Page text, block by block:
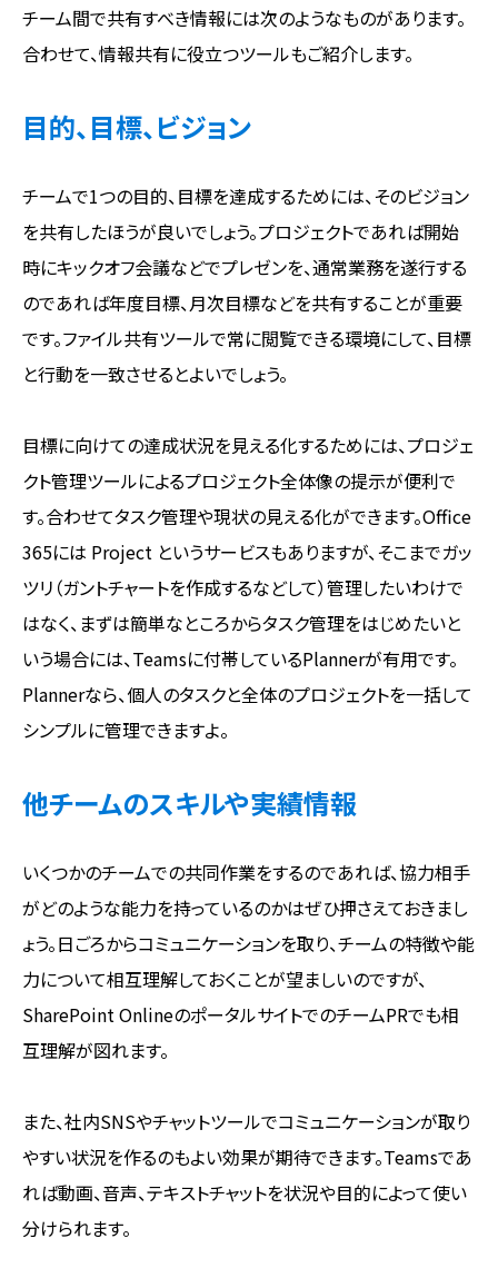
チーム間で共有すべき情報には次のようなものがあります。
合わせて、情報共有に役立つツールもご紹介します。
目的、目標、ビジョン
チームで1つの目的、目標を達成するためには、そのビジョン
を共有したほうが良いでしょう。プロジェクトであれば開始
時にキックオフ会議などでプレゼンを、通常業務を遂行する
のであれば年度目標、月次目標などを共有することが重要
です。ファイル共有ツールで常に閲覧できる環境にして、目標
と行動を一致させるとよいでしょう。
目標に向けての達成状況を見える化するためには、プロジェ
クト管理ツールによるプロジェクト全体像の提示が便利で
す。合わせてタスク管理や現状の見える化ができます。Office
365には Project というサービスもありますが、そこまでガッ
ツリ（ガントチャートを作成するなどして）管理したいわけで
はなく、まずは簡単なところからタスク管理をはじめたいと
いう場合には、Teamsに付帯しているPlannerが有用です。
Plannerなら、個人のタスクと全体のプロジェクトを一括して
シンプルに管理できますよ。
他チームのスキルや実績情報
いくつかのチームでの共同作業をするのであれば、協力相手
がどのような能力を持っているのかはぜひ押さえておきまし
ょう。日ごろからコミュニケーションを取り、チームの特徴や能
力について相互理解しておくことが望ましいのですが、
SharePoint OnlineのポータルサイトでのチームPRでも相
互理解が図れます。
また、社内SNSやチャットツールでコミュニケーションが取り
やすい状況を作るのもよい効果が期待できます。Teamsであ
れば動画、音声、テキストチャットを状況や目的によって使い
分けられます。